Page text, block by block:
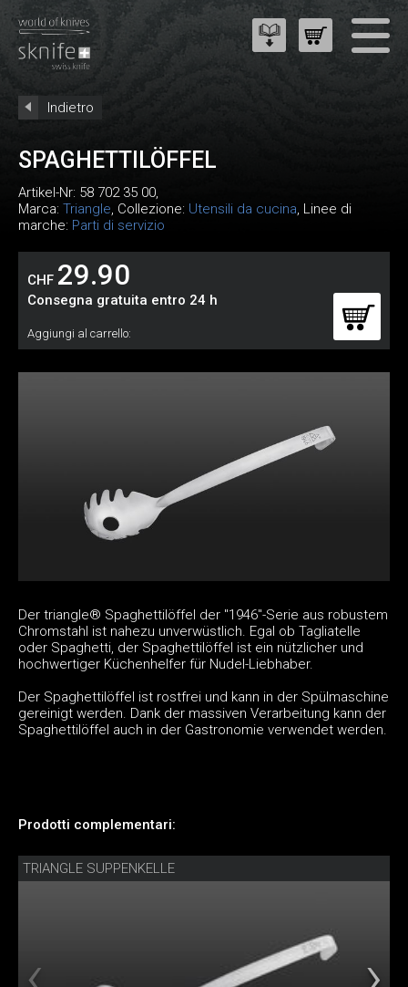
Indietro
SPAGHETTILÖFFEL
Artikel-Nr: 58 702 35 00,
Marca: Triangle, Collezione: Utensili da cucina, Linee di
marche: Parti di servizio
CHF 29.90
Consegna gratuita entro 24 h
Aggiungi al carrello:
Der triangle® Spaghettilöffel der "1946"-Serie aus robustem
Chromstahl ist nahezu unverwüstlich. Egal ob Tagliatelle
oder Spaghetti, der Spaghettilöffel ist ein nützlicher und
hochwertiger Küchenhelfer für Nudel-Liebhaber.
Der Spaghettilöffel ist rostfrei und kann in der Spülmaschine
gereinigt werden. Dank der massiven Verarbeitung kann der
Spaghettilöffel auch in der Gastronomie verwendet werden.
Prodotti complementari:
TRIANGLE SUPPENKELLE